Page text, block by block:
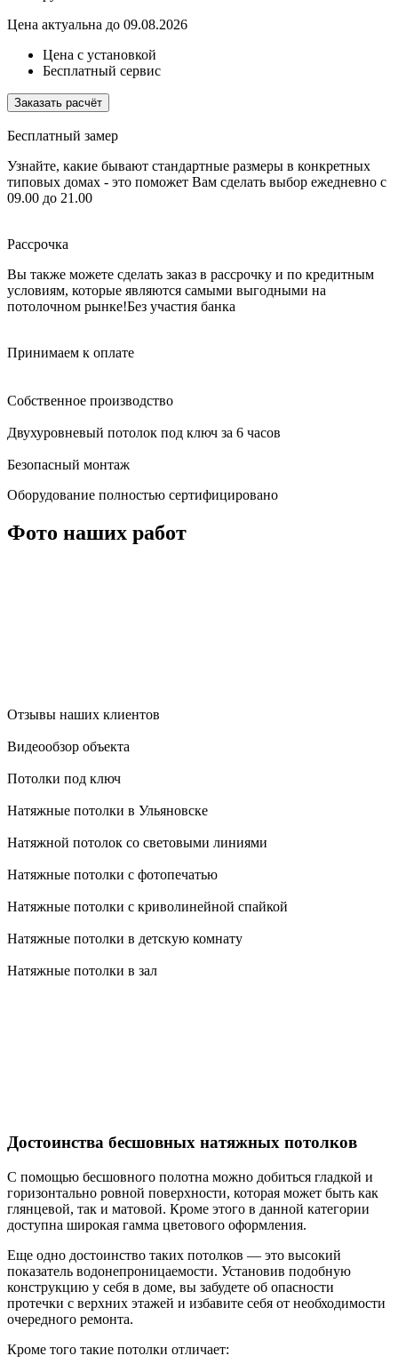
Цена актуальна до 09.08.2026
Цена с установкой
Бесплатный сервис
Заказать расчёт
Бесплатный замер
Узнайте, какие бывают стандартные размеры в конкретных
типовых домах - это поможет Вам сделать выбор ежедневно с
09.00 до 21.00
Рассрочка
Вы также можете сделать заказ в рассрочку и по кредитным
условиям, которые являются самыми выгодными на
потолочном рынке!Без участия банка
Принимаем к оплате
Собственное производство
Двухуровневый потолок под ключ за 6 часов
Безопасный монтаж
Оборудование полностью сертифицировано
Фото наших работ
Отзывы наших клиентов
Видеообзор объекта
Потолки под ключ
Натяжные потолки в Ульяновске
Натяжной потолок со световыми линиями
Натяжные потолки с фотопечатью
Натяжные потолки с криволинейной спайкой
Натяжные потолки в детскую комнату
Натяжные потолки в зал
Достоинства бесшовных натяжных потолков
С помощью бесшовного полотна можно добиться гладкой и
горизонтально ровной поверхности, которая может быть как
глянцевой, так и матовой. Кроме этого в данной категории
доступна широкая гамма цветового оформления.
Еще одно достоинство таких потолков — это высокий
показатель водонепроницаемости. Установив подобную
конструкцию у себя в доме, вы забудете об опасности
протечки с верхних этажей и избавите себя от необходимости
очередного ремонта.
Кроме того такие потолки отличает: